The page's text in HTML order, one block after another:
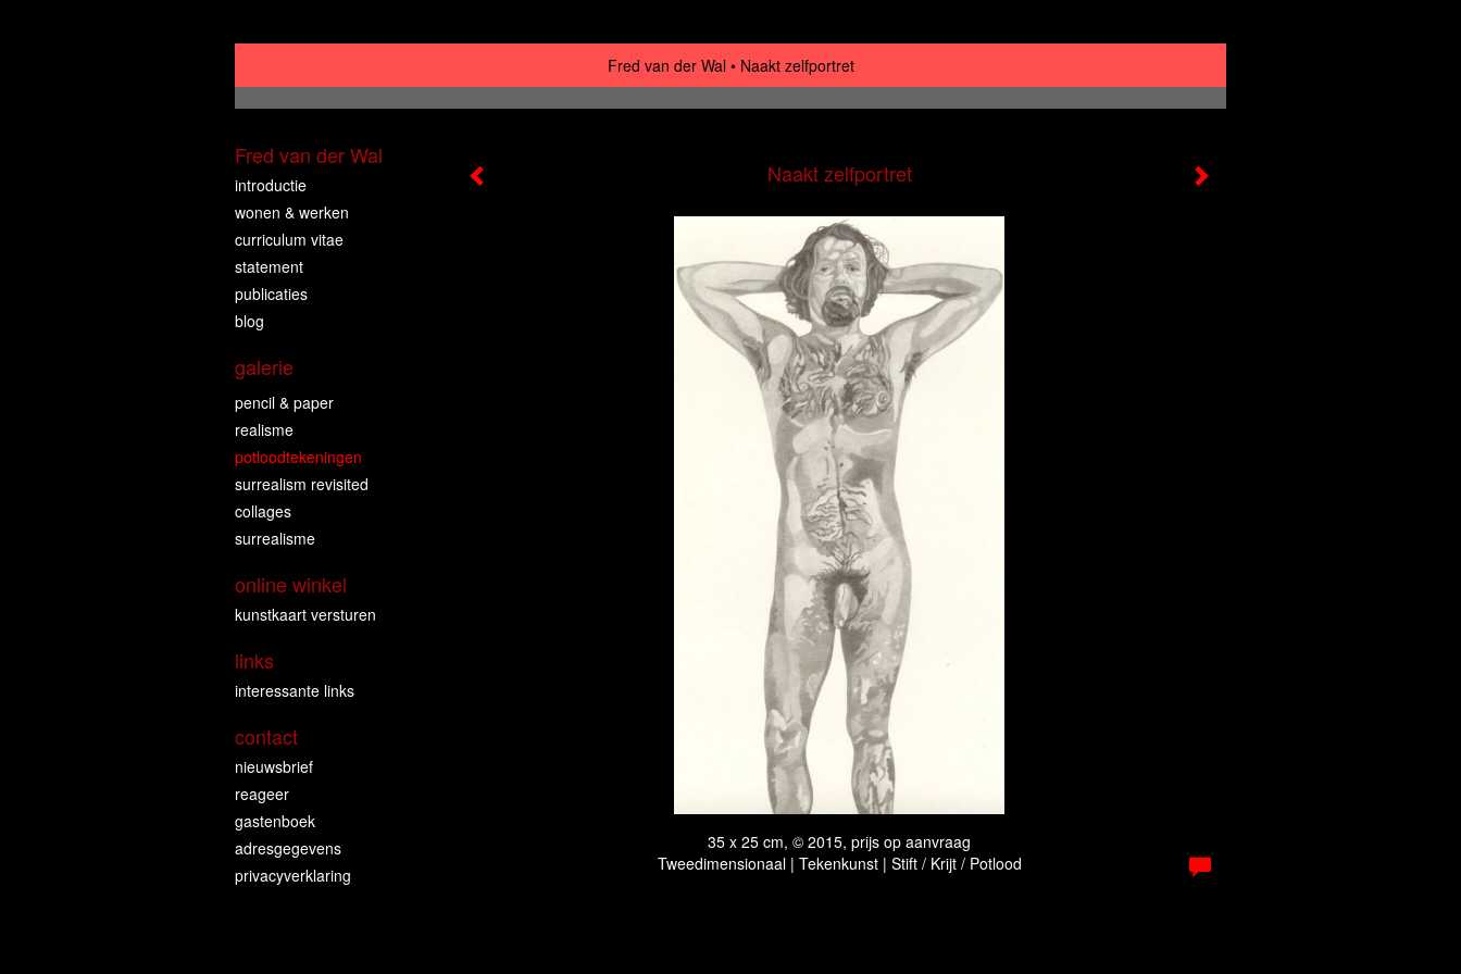
Fred van der Wal Naakt zelfportret
Naakt zelfportret
35 x 25 cm, © 2015, prijs op aanvraag
Tweedimensionaal | Tekenkunst | Stift / Krijt / Potlood
Fred van der Wal
introductie
wonen & werken
curriculum vitae
statement
publicaties
blog
galerie
pencil & paper
realisme
potloodtekeningen
surrealism revisited
collages
surrealisme
online winkel
kunstkaart versturen
links
interessante links
contact
nieuwsbrief
reageer
gastenboek
adresgegevens
privacyverklaring